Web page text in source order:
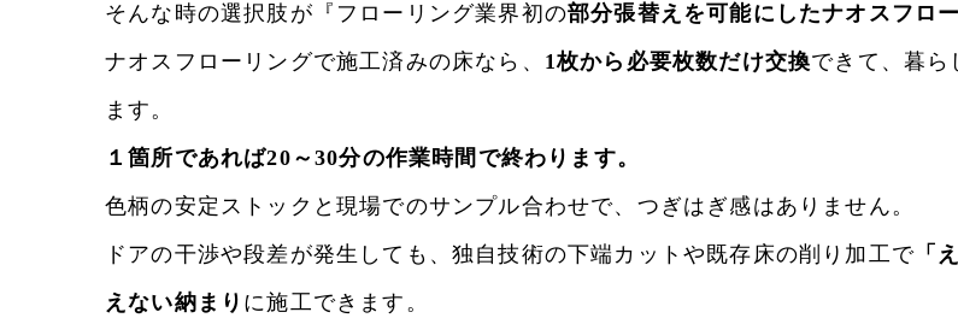
そんな時の選択肢が『フローリング業界初の部分張替えを可能にしたナオスフロー
ナオスフローリングで施工済みの床なら、 1枚から必要枚数だけ交換できて、暮ら
ます。
１箇所であれば20～30分の作業時間で終わります。
色柄の安定ストックと現場でのサンプル合わせで、つぎはぎ感はありません。
ドアの干渉や段差が発生しても、独自技術の下端カットや既存床の削り加工で 「
えない納まり に施工できます。